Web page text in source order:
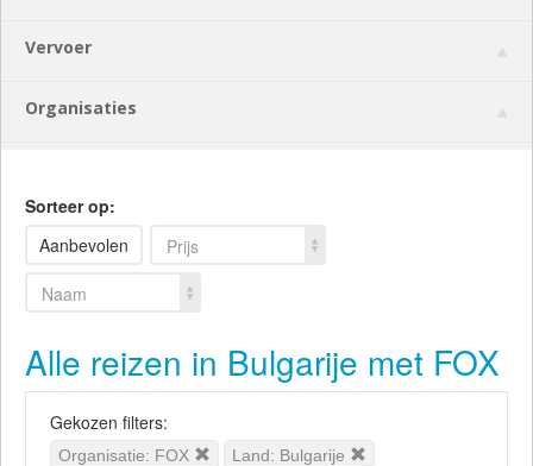
Vervoer
Organisaties
Sorteer op:
Aanbevolen
Prijs
Naam
Alle reizen in Bulgarije met FOX
Gekozen filters:
Organisatie: FOX
Land: Bulgarije